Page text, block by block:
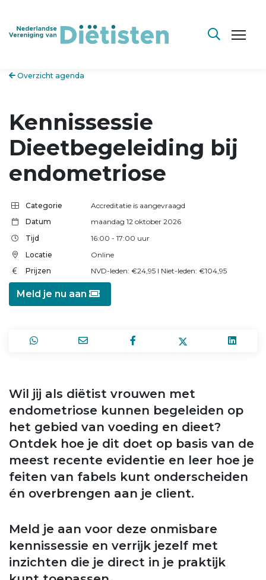
Overzicht agenda
Kennissessie
Dieetbegeleiding bij
endometriose
Categorie
Accreditatie is aangevraagd
Datum
maandag 12 oktober 2026
Tijd
16:00 - 17:00 uur
Locatie
Online
Prijzen
NVD-leden: €24,95 l Niet-leden: €104,95
Meld je nu aan
Wil jij als diëtist vrouwen met
endometriose kunnen begeleiden op
het gebied van voeding en dieet?
Ontdek hoe je dit doet op basis van de
meest recente evidentie en leer hoe je
feiten van fabels kunt onderscheiden
én overbrengen aan je client.
Meld je aan voor deze onmisbare
kennissessie en verrijk jezelf met
inzichten die je direct in je praktijk